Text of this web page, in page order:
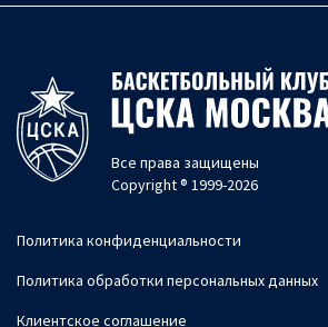
Все права защищены
Copyright ® 1999-2026
Политика конфиденциальности
Политика обработки персональных данных
Клиентское соглашение